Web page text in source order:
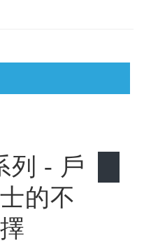
列 - 戶
的不